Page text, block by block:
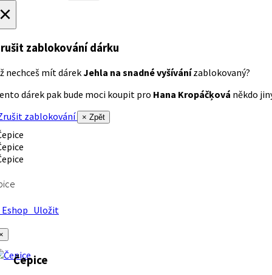
zablokování dárku
nechceš mít dárekJehla na snadné vyšívánízablokovaný?
dárek pak bude moci koupit pro Hana Kropáčķová někdo
zablokování
× Zpět
Uložit
Čepice